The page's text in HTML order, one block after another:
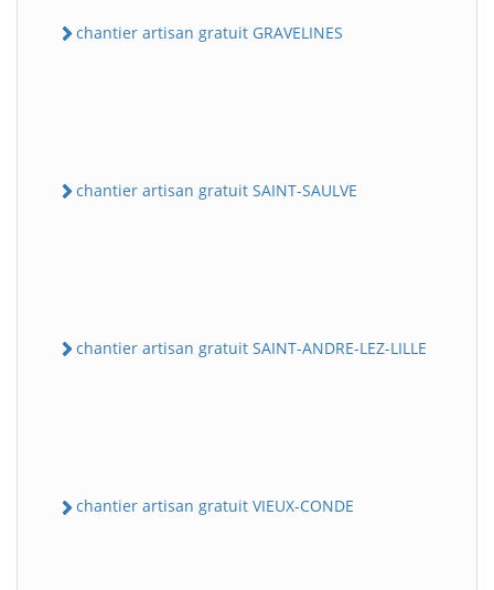
chantier artisan gratuit GRAVELINES
chantier artisan gratuit SAINT-SAULVE
chantier artisan gratuit SAINT-ANDRE-LEZ-LILLE
chantier artisan gratuit VIEUX-CONDE